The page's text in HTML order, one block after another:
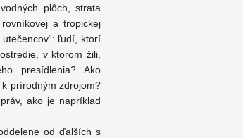
plôch, strata
a tropickej
ľudí, ktorí
v ktorom žili,
presídlenia? Ako
prírodným zdrojom?
ako je napríklad
od ďalších s